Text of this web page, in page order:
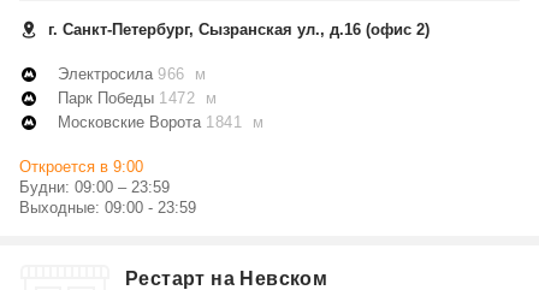
г. Санкт-Петербург, Сызранская ул., д.16 (офис 2)
Электросила 966 м
Парк Победы 1472 м
Московские Ворота 1841 м
Откроется в 9:00
Будни: 09:00 – 23:59
Выходные: 09:00 - 23:59
Рестарт на Невском